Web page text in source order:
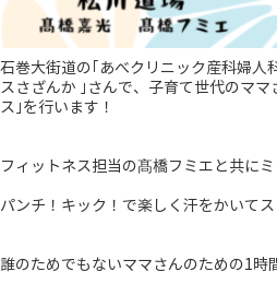
石巻大街道の｢あべクリニック産科婦人
スさざんか ｣さんで、子育て世代のマ
ス｣を行います！
フィットネス担当の髙橋フミエと共に
パンチ！キック！で楽しく汗をかいてス
誰のためでもないママさんのための1時